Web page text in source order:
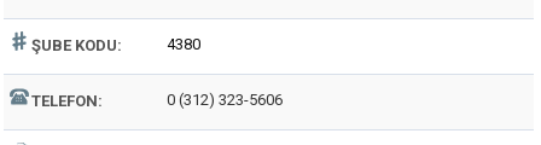
ŞUBE KODU: 4380
TELEFON: 0 (312) 323-5606